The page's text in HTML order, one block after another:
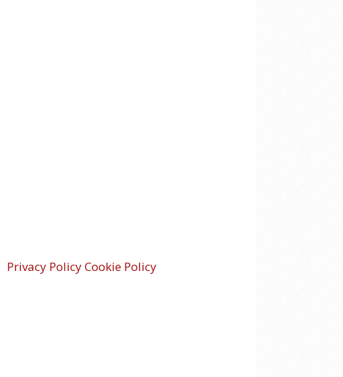
Privacy PolicyCookie Policy